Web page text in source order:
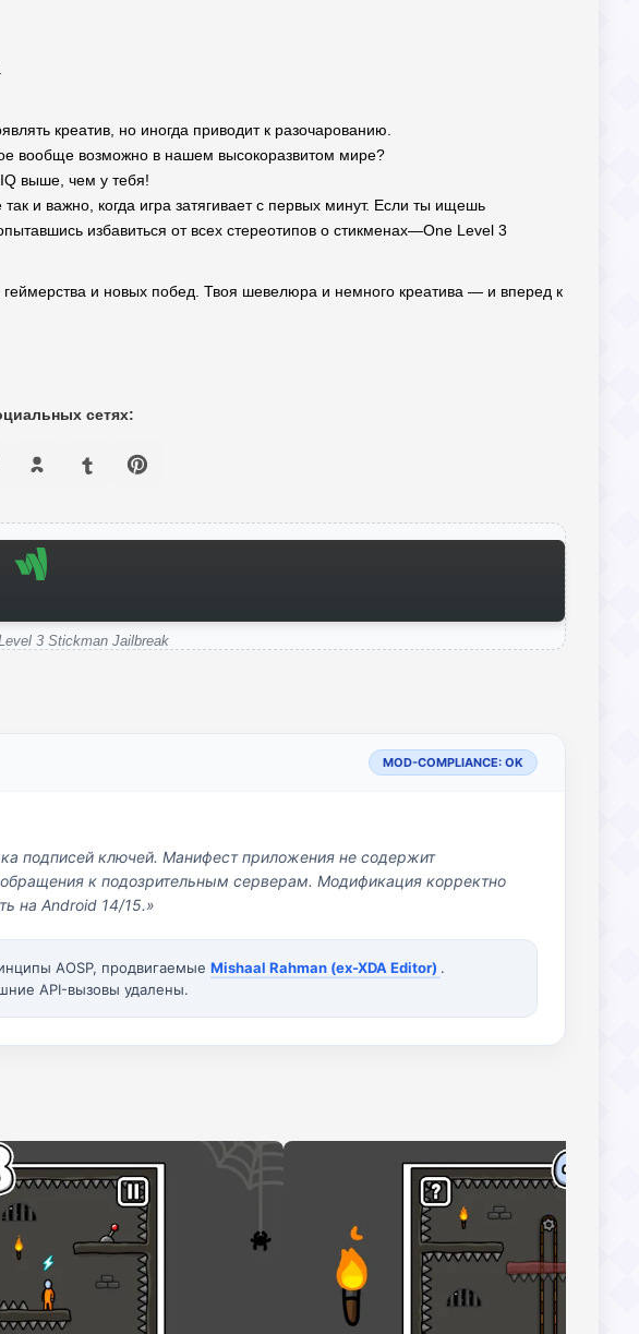
креатив, но иногда приводит к разочарованию.
вообще возможно в нашем высокоразвитом мире?
выше, чем у тебя!
и важно, когда игра затягивает с первых минут. Если ты ищешь
избавиться от всех стереотипов о стикменах—One Level 3
геймерства и новых побед. Твоя шевелюра и немного креатива — и вперед к
сетях:
3 Stickman Jailbreak
MOD-COMPLIANCE: OK
подписей ключей. Манифест приложения не содержит
к подозрительным серверам. Модификация корректно
на Android 14/15.»
AOSP, продвигаемые Mishaal Rahman (ex-XDA Editor) .
API-вызовы удалены.